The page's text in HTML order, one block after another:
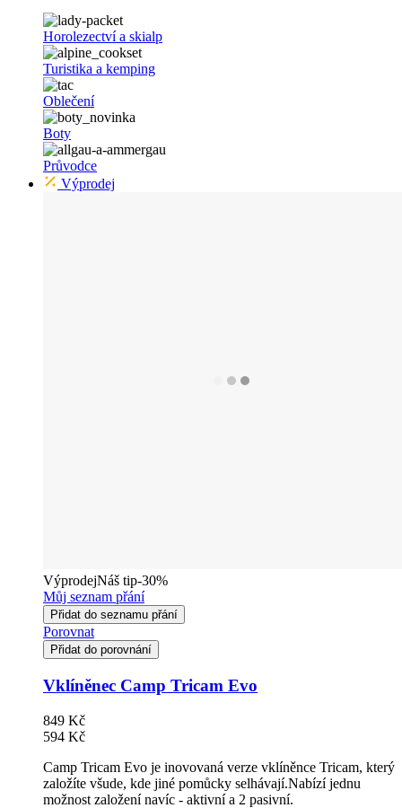
Horolezectví a skialp
Turistika a kemping
Oblečení
Boty
Průvodce
Výprodej
VýprodejNáš tip-30%
Můj seznam přání
Přidat do seznamu přání
Porovnat
Přidat do porovnání
Vklíněnec Camp Tricam Evo
849 Kč
594 Kč
Camp Tricam Evo je inovovaná verze vklíněnce Tricam, který
založíte všude, kde jiné pomůcky selhávají.Nabízí jednu
možnost založení navíc - aktivní a 2 pasivní.